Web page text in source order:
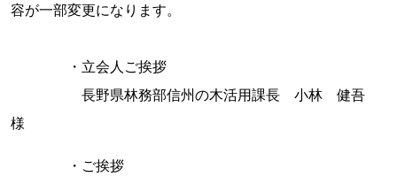
容が一部変更になります。
・立会人ご挨拶
長野県林務部信州の木活用課長 小林 健吾
様
・ご挨拶